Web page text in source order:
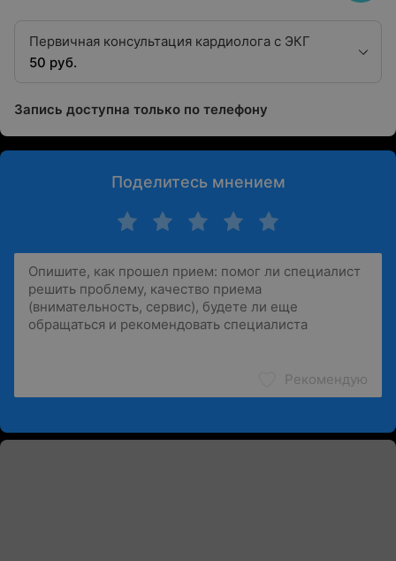
Первичная консультация кардиолога с ЭКГ
50 руб.
Запись доступна только по телефону
Поделитесь мнением
Рекомендую